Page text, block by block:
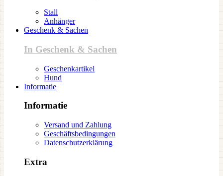
Stall
Anhänger
Geschenk & Sachen
In Geschenk & Sachen
Geschenkartikel
Hund
Informatie
Informatie
Versand und Zahlung
Geschäftsbedingungen
Datenschutzerklärung
Extra